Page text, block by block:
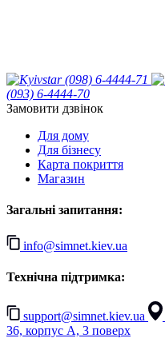
(098) 6-4444-71
(093) 6-4444-70
Замовити дзвінок
Для дому
Для бізнесу
Карта покриття
Магазин
Загальні запитання:
info@simnet.kiev.ua
Технічна підтримка:
support@simnet.kiev.ua
36, корпус А, 3 поверх